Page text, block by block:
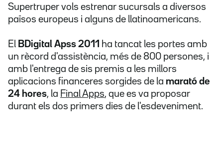
Supertruper vols estrenar sucursals a diversos
països europeus i alguns de llatinoamericans.
El BDigital Apss 2011 ha tancat les portes amb
un rècord d'assistència, més de 800 persones, i
amb l'entrega de sis premis a les millors
aplicacions financeres sorgides de la marató de
24 hores, la Final Apps, que es va proposar
durant els dos primers dies de l'esdeveniment.